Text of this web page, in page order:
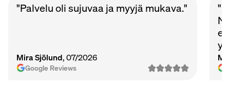
"Palvelu oli sujuvaa ja myyjä mukava."
Mira Sjölund, 07/2026
Google Reviews